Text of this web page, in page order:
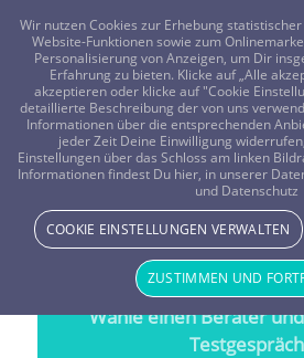
FRAGEN? KOSTENLOS ANRUFEN:
Schamanen für Liebe &Partnerschaft
Treffsichere Beratung durch
20 Minuten gratis
Wähle einen Berater
Testgespräch
Wir nutzen Cookies zur Erhebung
Website-Funktionen sowie zum
Personalisierung von Anzeigen, um Dir
Erfahrung zu bieten. Klicke auf „Alle
akzeptieren oder klicke auf "Cookie
detaillierte Beschreibung der von uns
Informationen über die entsprechenden
jeder Zeit Deine Einwilligung
Einstellungen über das Schloss am linken
Informationen findest Du hier, in unserer
und Datenschutz
COOKIE EINSTELLUNGEN VERWALTEN
ZUSTIMMEN UND